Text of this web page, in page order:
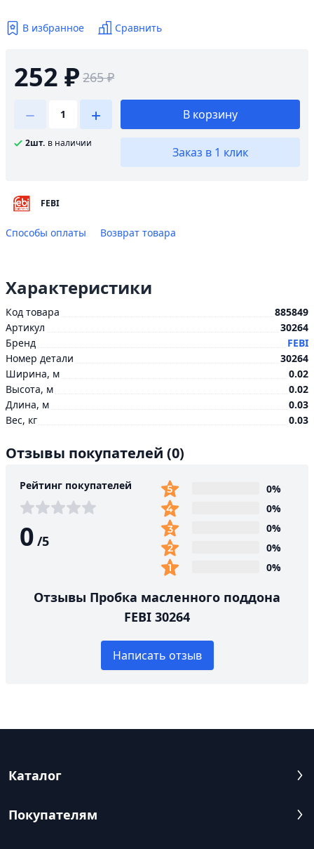
В избранное Сравнить
252 ₽ 265 ₽
2шт. в наличии
В корзину
Заказ в 1 клик
FEBI
Способы оплаты Возврат товара
Характеристики
Код товара
885849
Артикул
30264
Бренд
FEBI
Номер детали
30264
Ширина, м
0.02
Высота, м
0.02
Длина, м
0.03
Вес, кг
0.03
Отзывы покупателей (0)
Рейтинг покупателей
0 /5
0%
0%
0%
0%
0%
Отзывы Пробка масленного поддона
FEBI 30264
Написать отзыв
Каталог
Покупателям